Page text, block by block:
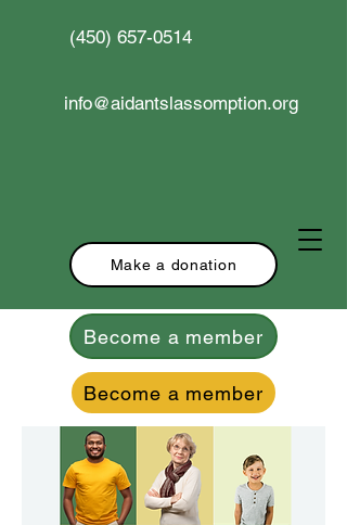
Become a member
Become a member
(450) 657-0514
info@aidantslassomption.org
Make a donation